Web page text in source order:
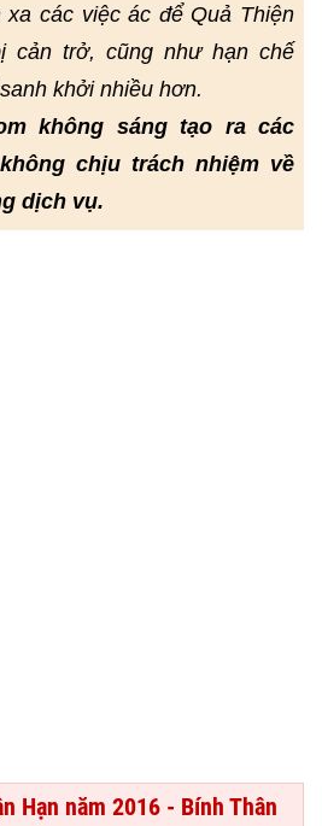
xa các việc ác để Quả Thiện
cản trở, cũng như hạn chế
khởi nhiều hơn.
không sáng tạo ra các
chịu trách nhiệm về
dịch vụ.
Hạn năm 2016 - Bính Thân